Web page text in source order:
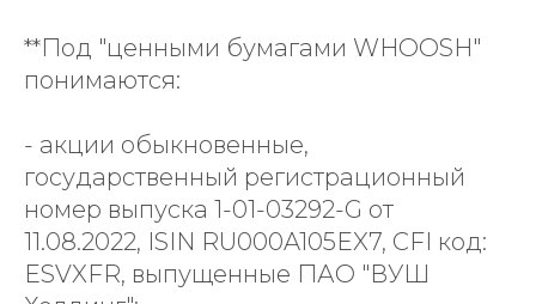
**Под "ценными бумагами WHOOSH"
понимаются:
- акции обыкновенные,
государственный регистрационный
номер выпуска 1-01-03292-G от
11.08.2022, ISIN RU000A105EX7, CFI код:
ESVXFR, выпущенные ПАО "ВУШ